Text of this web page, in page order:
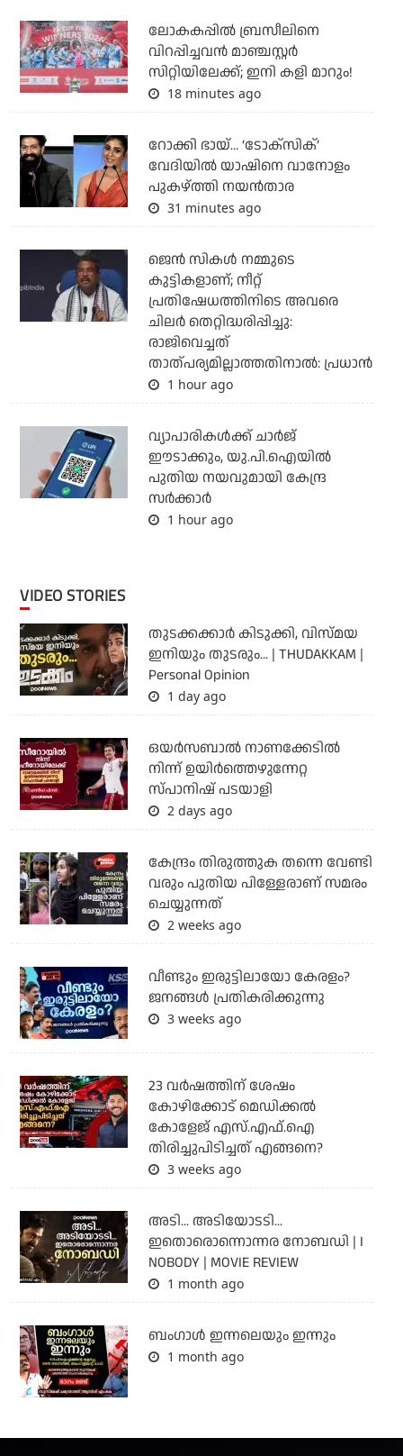
ലോകകപ്പില്‍ ബ്രസീലിനെ
വിറപ്പിച്ചവന്‍ മാഞ്ചസ്റ്റര്‍
സിറ്റിയിലേക്ക്; ഇനി കളി മാറും!
18 minutes ago
റോക്കി ഭായ്… ‘ടോക്സിക്’
വേദിയിൽ യാഷിനെ വാനോളം
പുകഴ്ത്തി നയൻതാര
31 minutes ago
ജെന്‍ സികള്‍ നമ്മുടെ
കുട്ടികളാണ്; നീറ്റ്
പ്രതിഷേധത്തിനിടെ അവരെ
ചിലര്‍ തെറ്റിദ്ധരിപ്പിച്ചു:
രാജിവെച്ചത്
താത്പര്യമില്ലാത്തതിനാല്‍: പ്രധാന്‍
1 hour ago
വ്യാപാരികള്‍ക്ക് ചാര്‍ജ്
ഈടാക്കും, യു.പി.ഐയില്‍
പുതിയ നയവുമായി കേന്ദ്ര
സര്‍ക്കാര്‍
1 hour ago
VIDEO STORIES
തുടക്കക്കാര്‍ കിടുക്കി, വിസ്മയ
ഇനിയും തുടരും... | THUDAKKAM |
Personal Opinion
1 day ago
ഒയര്‍സബാൽ നാണക്കേടിൽ
നിന്ന് ഉയിർത്തെഴുന്നേറ്റ
സ്പാനിഷ് പടയാളി
2 days ago
കേന്ദ്രം തിരുത്തുക തന്നെ വേണ്ടി
വരും പുതിയ പിള്ളേരാണ് സമരം
ചെയ്യുന്നത്
2 weeks ago
വീണ്ടും ഇരുട്ടിലായോ കേരളം?
ജനങ്ങൾ പ്രതികരിക്കുന്നു
3 weeks ago
23 വർഷത്തിന് ശേഷം
കോഴിക്കോട് മെഡിക്കൽ
കോളേജ് എസ്.എഫ്.ഐ
തിരിച്ചുപിടിച്ചത് എങ്ങനെ?
3 weeks ago
അടി... അടിയോടടി...
ഇതൊരൊന്നൊന്നര നോബഡി | I
NOBODY | MOVIE REVIEW
1 month ago
ബംഗാള്‍ ഇന്നലെയും ഇന്നും
1 month ago